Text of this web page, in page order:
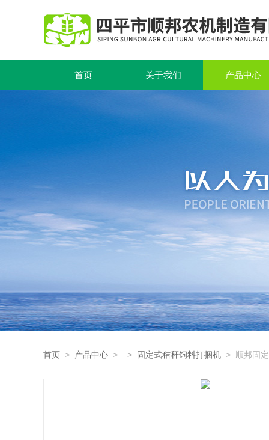
首页 关于我们 产品中心
首页 > 产品中心 > > 固定式秸秆饲料打捆机 > 顺邦固